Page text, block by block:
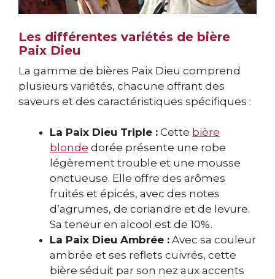
Les différentes variétés de bière
Paix Dieu
La gamme de bières Paix Dieu comprend
plusieurs variétés, chacune offrant des
saveurs et des caractéristiques spécifiques :
La Paix Dieu Triple : Cette bière
blonde dorée présente une robe
légèrement trouble et une mousse
onctueuse. Elle offre des arômes
fruités et épicés, avec des notes
d’agrumes, de coriandre et de levure.
Sa teneur en alcool est de 10%.
La Paix Dieu Ambrée : Avec sa couleur
ambrée et ses reflets cuivrés, cette
bière séduit par son nez aux accents